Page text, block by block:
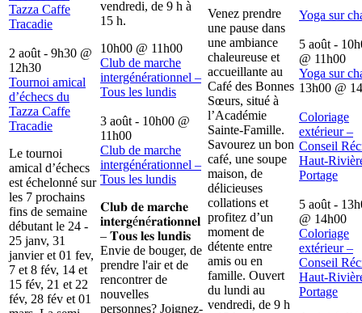
Tazza Caffe
Tracadie
2 août - 9h30 @
12h30
Tournoi amical
d’échecs du
Tazza Caffe
Tracadie
Le tournoi
amical d’échecs
est échelonné sur
les 7 prochains
fins de semaine
débutant le 24 -
25 janv, 31
janvier et 01 fev,
7 et 8 fév, 14 et
15 fév, 21 et 22
fév, 28 fév et 01
vendredi, de 9 h à
15 h.
10h00 @ 11h00
Club de marche
intergénérationnel –
Tous les lundis
3 août - 10h00 @
11h00
Club de marche
intergénérationnel –
Tous les lundis
𝐂𝐥𝐮𝐛 𝐝𝐞 𝐦𝐚𝐫𝐜𝐡𝐞
𝐢𝐧𝐭𝐞𝐫𝐠é𝐧é𝐫𝐚𝐭𝐢𝐨𝐧𝐧𝐞𝐥
– 𝐓𝐨𝐮𝐬 𝐥𝐞𝐬 𝐥𝐮𝐧𝐝𝐢𝐬
Envie de bouger, de
prendre l'air et de
rencontrer de
nouvelles
personnes? Joignez-
Venez prendre
une pause dans
une ambiance
chaleureuse et
accueillante au
Café des Bonnes
Sœurs, situé à
l’Académie
Sainte-Famille.
Savourez un bon
café, une soupe
maison, de
délicieuses
collations et
profitez d’un
moment de
détente entre
amis ou en
famille. Ouvert
du lundi au
vendredi, de 9 h
Yoga sur
5 août -
@ 11h00
Yoga sur
13h00 @
Coloriage
extérieur –
Conseil
Haut-
Portage
5 août -
@ 14h00
Coloriage
extérieur –
Conseil
Haut-
Portage